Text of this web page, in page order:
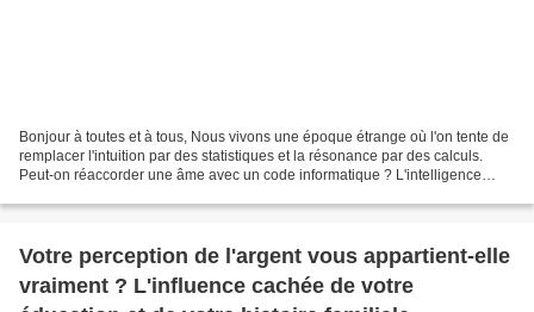
Bonjour à toutes et à tous, Nous vivons une époque étrange où l'on tente de
remplacer l'intuition par des statistiques et la résonance par des calculs.
Peut-on réaccorder une âme avec un code informatique ? L'intelligence
Votre perception de l'argent vous appartient-elle
vraiment ? L'influence cachée de votre